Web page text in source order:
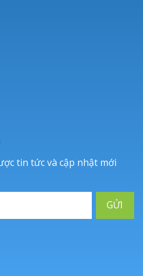
tin tức và cập nhật mới
GỬI